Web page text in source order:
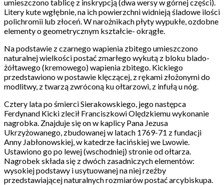
umieszczono tablicę z inskrypcją (dwa wersy w górnej części).
Litery kute wgłębnie, na ich powierzchni widnieją śladowe ilości
polichromii lub złoceń. W narożnikach płyty wypukłe, ozdobne
elementy o geometrycznym kształcie- okrągłe.
Na podstawie z czarnego wapienia zbitego umieszczono
naturalnej wielkości postać zmarłego wykutą z bloku blado-
żółtawego (kremowego) wapienia zbitego. Kickiego
przedstawiono w postawie klęczącej, z rękami złożonymi do
modlitwy, z twarzą zwróconą ku ołtarzowi, z infułą u nóg.
Cztery lata po śmierci Sierakowskiego, jego następca
Ferdynand Kicki zlecił Franciszkowi Olędzkiemu wykonanie
nagrobka. Znajduje się on w kaplicy Pana Jezusa
Ukrzyżowanego, zbudowanej w latach 1769-71 z fundacji
Anny Jabłonowskiej, w katedrze łacińskiej we Lwowie.
Ustawiono go po lewej (wschodniej) stronie od ołtarza.
Nagrobek składa się z dwóch zasadniczych elementów:
wysokiej podstawy i usytuowanej na niej rzeźby
przedstawiającej naturalnych rozmiarów postać arcybiskupa.